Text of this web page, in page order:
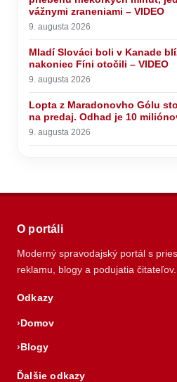
vážnymi zraneniami – VIDEO
9. augusta 2026
Mladí Slováci boli v Kanade
nakoniec Fíni otočili – VIDEO
9. augusta 2026
Lopta z Maradonovho Gólu
na predaj. Odhad je 10
9. augusta 2026
O portáli
Moderný spravodajský portál s
reklamu, blogy a podujatia čitateľov.
Odkazy
Domov
Blogy
Ďalšie odkazy